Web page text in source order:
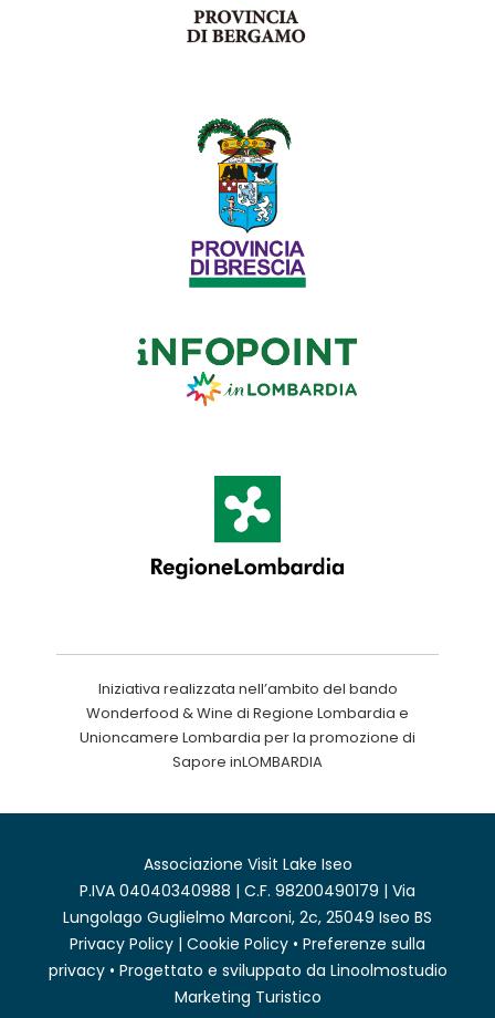
Iniziativa realizzata nell’ambito del bando
Wonderfood & Wine di Regione Lombardia e
Unioncamere Lombardia per la promozione di
Sapore inLOMBARDIA
Associazione Visit Lake Iseo
P.IVA 04040340988 | C.F. 98200490179 | Via
Lungolago Guglielmo Marconi, 2c, 25049 Iseo BS
Privacy Policy | Cookie Policy • Preferenze sulla
privacy• Progettato e sviluppato da Linoolmostudio
Marketing Turistico